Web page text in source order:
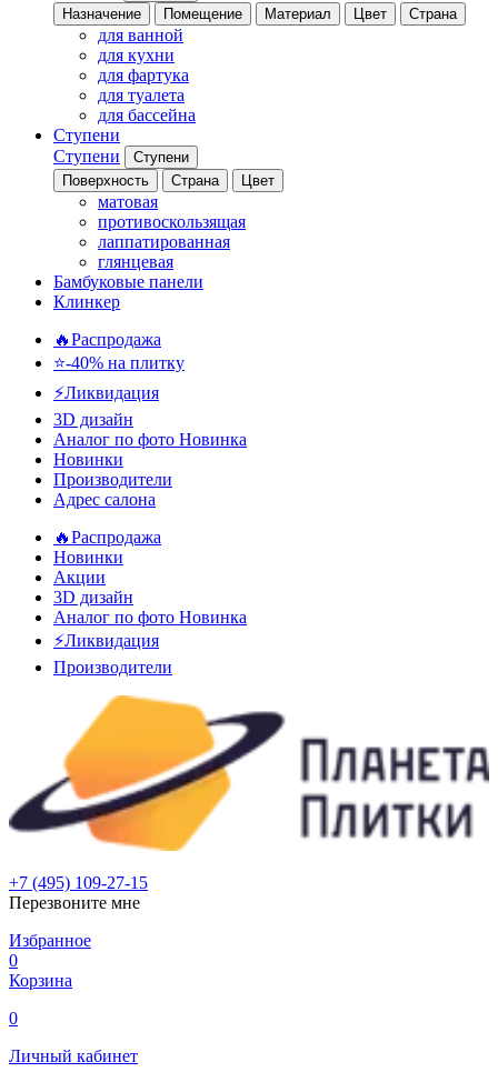
Назначение
Помещение Материал Цвет Страна
для ванной
для кухни
для фартука
для туалета
для бассейна
Ступени
Ступени
Ступени
Поверхность
Страна Цвет
матовая
противоскользящая
лаппатированная
глянцевая
Бамбуковые панели
Клинкер
🔥Распродажа
⭐-40% на плитку
⚡️Ликвидация
3D дизайн
Аналог по фото Новинка
Новинки
Производители
Адрес салона
🔥Распродажа
Новинки
Акции
3D дизайн
Аналог по фото Новинка
⚡Ликвидация
Производители
+7 (495) 109-27-15
Перезвоните мне
Избранное
0
Корзина
0
Личный кабинет